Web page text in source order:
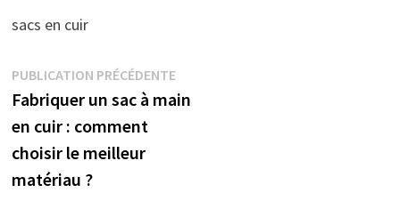
sacs en cuir
Navigation
de
l’article
PUBLICATION PRÉCÉDENTEPublication
précédente :
Fabriquer un sac à main
en cuir : comment
choisir le meilleur
matériau ?